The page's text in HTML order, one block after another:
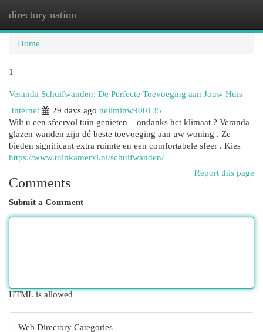
directory nation
Home
1
Veranda Schuifwanden: De Perfecte Toevoeging aan Jouw Huis
Internet
29 days ago neilmlnw900135
Wilt u een sfeervol tuin genieten – ondanks het klimaat ? Veranda
glazen wanden zijn dé beste toevoeging aan uw woning . Ze
bieden significant extra ruimte en een comfortabele sfeer . Kies
https://www.tuinkamerxl.nl/schuifwanden/
Report this page
Comments
Submit a Comment
HTML is allowed
Web Directory Categories